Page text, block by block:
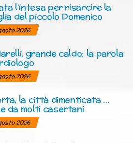
l’intesa per risarcire la
del piccolo Domenico
2026
grande caldo: la parola
2026
la città dimenticata …
da molti casertani
2026